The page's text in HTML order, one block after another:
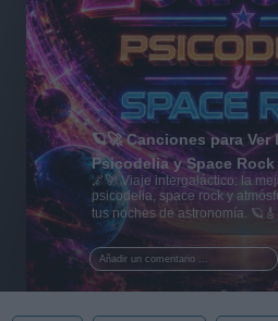
Añadir un comentario ...
🪐🚀 Canciones para
Psicodelia y Space Rock
🌌🚀 Viaje intergaláctico: la
psicodelia, space rock y
tus noches de astronomía.
al firmamento y siente la
esta colección para tu próxima
✨⭐